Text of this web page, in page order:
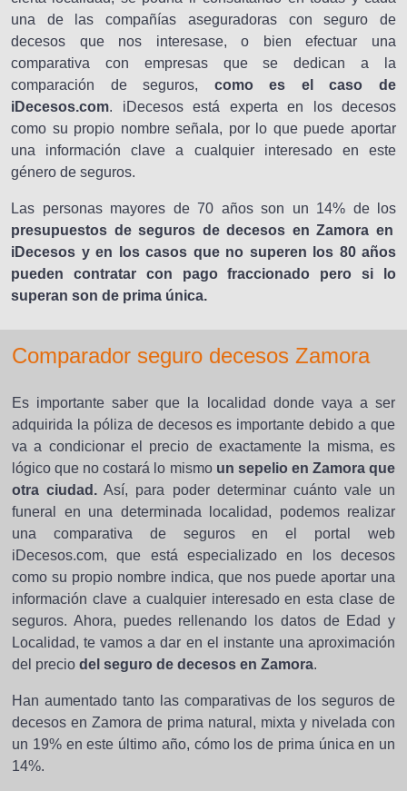
una de las compañías aseguradoras con seguro de
decesos que nos interesase, o bien efectuar una
comparativa con empresas que se dedican a la
comparación de seguros, como es el caso de
iDecesos.com. iDecesos está experta en los decesos
como su propio nombre señala, por lo que puede aportar
una información clave a cualquier interesado en este
género de seguros.
Las personas mayores de 70 años son un 14% de los
presupuestos de seguros de decesos en Zamora en
iDecesos y en los casos que no superen los 80 años
pueden contratar con pago fraccionado pero si lo
superan son de prima única.
Comparador seguro decesos Zamora
Es importante saber que la localidad donde vaya a ser
adquirida la póliza de decesos es importante debido a que
va a condicionar el precio de exactamente la misma, es
lógico que no costará lo mismo un sepelio en Zamora que
otra ciudad. Así, para poder determinar cuánto vale un
funeral en una determinada localidad, podemos realizar
una comparativa de seguros en el portal web
iDecesos.com, que está especializado en los decesos
como su propio nombre indica, que nos puede aportar una
información clave a cualquier interesado en esta clase de
seguros. Ahora, puedes rellenando los datos de Edad y
Localidad, te vamos a dar en el instante una aproximación
del precio del seguro de decesos en Zamora.
Han aumentado tanto las comparativas de los seguros de
decesos en Zamora de prima natural, mixta y nivelada con
un 19% en este último año, cómo los de prima única en un
14%.